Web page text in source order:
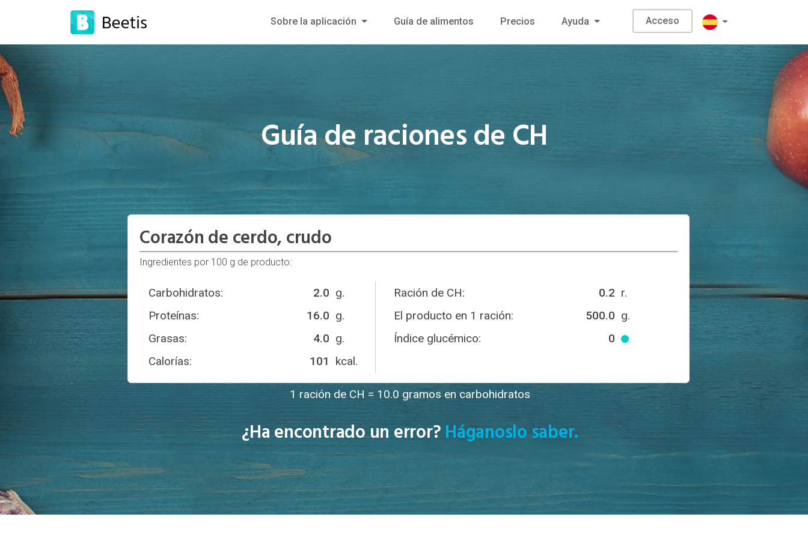
Sobre la aplicación Guía de alimentos Precios Ayuda Acceso
Guía de raciones de CH
Corazón de cerdo, crudo
Ingredientes por 100 g de producto:
Ración de CH: r.
0.2
El producto en 1 ración:
g.
500.0
Carbohidratos: g.
2.0
Proteínas:
g.
16.0
Grasas:
g.
4.0
Calorías:
kcal.
101
Índice glucémico: 0
1 ración de CH = 10.0 gramos en carbohidratos
¿Ha encontrado un error?Háganoslo saber.